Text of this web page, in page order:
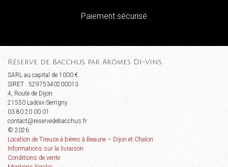
Paiement sécurisé
Réserve de Bacchus par Arômes Di-Vins
SARL au capital de 1000 €
SIRET : 52975340200013
4, Route de Dijon
21550 Ladoix-Serrigny
03 80 20 00 01
contact@reservedebacchus.fr
© 2026
Location de Tireuse à bières à Beaune – Dijon et Chalon
Informations sur la livraison
Conditions de vente